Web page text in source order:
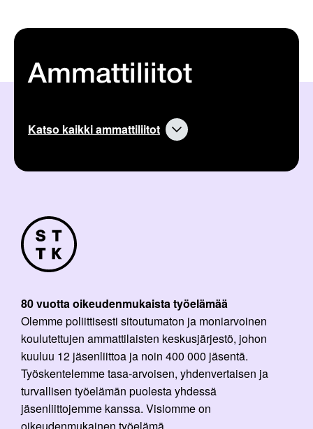
Ammattiliitot
Katso kaikki ammattiliitot
80 vuotta oikeudenmukaista työelämää
Olemme poliittisesti sitoutumaton ja moniarvoinen
koulutettujen ammattilaisten keskusjärjestö, johon
kuuluu 12 jäsenliittoa ja noin 400 000 jäsentä.
Työskentelemme tasa-arvoisen, yhdenvertaisen ja
turvallisen työelämän puolesta yhdessä
jäsenliittojemme kanssa. Visiomme on
oikeudenmukainen työelämä.